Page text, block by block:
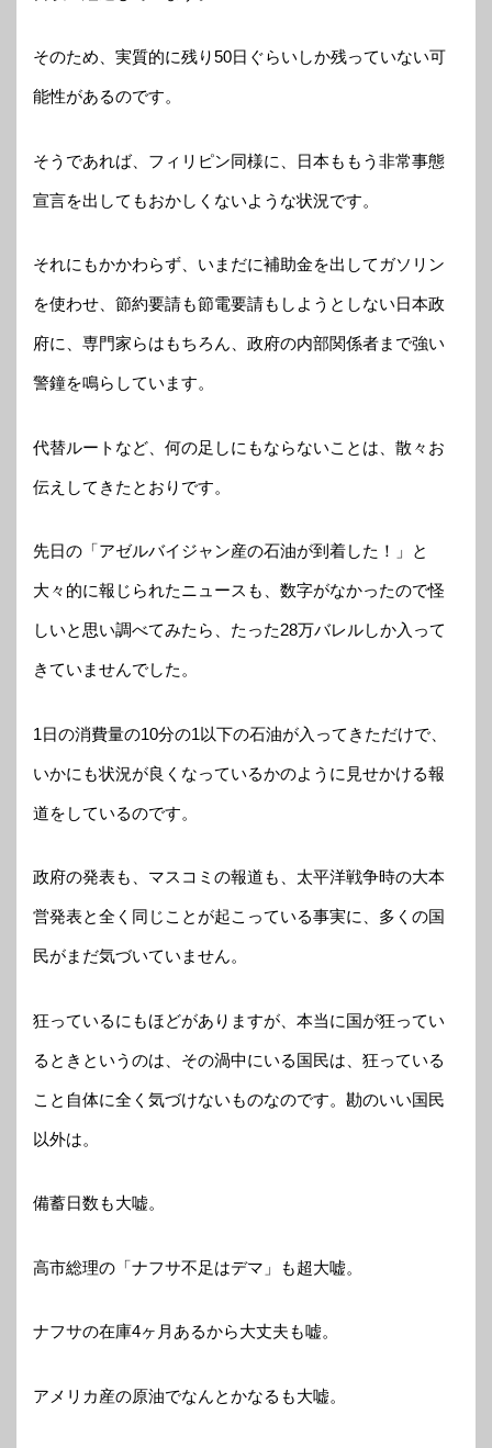
そのため、実質的に残り50日ぐらいしか残っていない可
能性があるのです。
そうであれば、フィリピン同様に、日本ももう非常事態
宣言を出してもおかしくないような状況です。
それにもかかわらず、いまだに補助金を出してガソリン
を使わせ、節約要請も節電要請もしようとしない日本政
府に、専門家らはもちろん、政府の内部関係者まで強い
警鐘を鳴らしています。
代替ルートなど、何の足しにもならないことは、散々お
伝えしてきたとおりです。
先日の「アゼルバイジャン産の石油が到着した！」と
大々的に報じられたニュースも、数字がなかったので怪
しいと思い調べてみたら、たった28万バレルしか入って
きていませんでした。
1日の消費量の10分の1以下の石油が入ってきただけで、
いかにも状況が良くなっているかのように見せかける報
道をしているのです。
政府の発表も、マスコミの報道も、太平洋戦争時の大本
営発表と全く同じことが起こっている事実に、多くの国
民がまだ気づいていません。
狂っているにもほどがありますが、本当に国が狂ってい
るときというのは、その渦中にいる国民は、狂っている
こと自体に全く気づけないものなのです。勘のいい国民
以外は。
備蓄日数も大嘘。
高市総理の「ナフサ不足はデマ」も超大嘘。
ナフサの在庫4ヶ月あるから大丈夫も嘘。
アメリカ産の原油でなんとかなるも大嘘。